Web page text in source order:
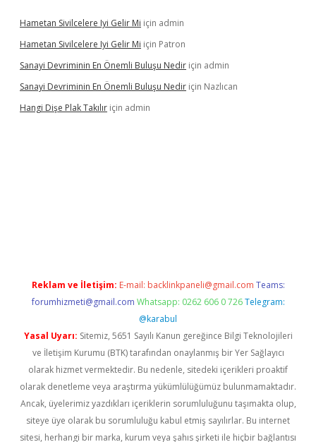
Hametan Sivilcelere Iyi Gelir Mi için admin
Hametan Sivilcelere Iyi Gelir Mi için Patron
Sanayi Devriminin En Önemli Buluşu Nedir için admin
Sanayi Devriminin En Önemli Buluşu Nedir için Nazlıcan
Hangi Dişe Plak Takılır için admin
Reklam ve İletişim: E-mail: backlinkpaneli@gmail.com Teams:
forumhizmeti@gmail.com Whatsapp: 0262 606 0 726 Telegram:
@karabul
Yasal Uyarı: Sitemiz, 5651 Sayılı Kanun gereğince Bilgi Teknolojileri
ve İletişim Kurumu (BTK) tarafından onaylanmış bir Yer Sağlayıcı
olarak hizmet vermektedir. Bu nedenle, sitedeki içerikleri proaktif
olarak denetleme veya araştırma yükümlülüğümüz bulunmamaktadır.
Ancak, üyelerimiz yazdıkları içeriklerin sorumluluğunu taşımakta olup,
siteye üye olarak bu sorumluluğu kabul etmiş sayılırlar. Bu internet
sitesi, herhangi bir marka, kurum veya şahıs şirketi ile hiçbir bağlantısı